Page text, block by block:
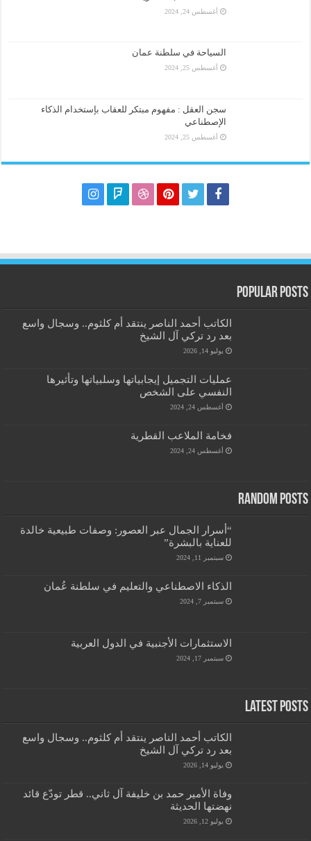
أغسطس 24, 2024
السياحة في سلطنة عمان
أغسطس 25, 2024
سجن العقل : مفهوم مبتكر للعقاب بإستخدام الذكاء
الإصطناعي
أغسطس 25, 2024
Popular Posts
الكاتب أحمد الناصر ينتقد أم كلثوم.. وسجال واسع
بعد رد تركي آل الشيخ
يوليو 14, 2026
عمليات التجميل إيجابياتها وسلبياتها وتأثيرها
النفسي على الشخص
أغسطس 24, 2024
فخامة الملاعب القطرية
أغسطس 24, 2024
Random Posts
“أسرار الجمال عبر العصور: وصفات طبيعية خالدة
للعناية بالبشرة”
سبتمبر 11, 2024
الذكاء الاصطناعي والتعليم في سلطنة عُمان
سبتمبر 7, 2024
الاستثمارات الأجنبية في الدول العربية
سبتمبر 17, 2024
Latest Posts
الكاتب أحمد الناصر ينتقد أم كلثوم.. وسجال واسع
بعد رد تركي آل الشيخ
يوليو 14, 2026
وفاة الأمير حمد بن خليفة آل ثاني.. قطر تودّع قائد
نهضتها الحديثة
يوليو 12, 2026